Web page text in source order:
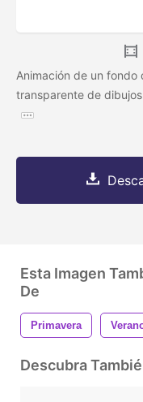
Animación de un
transparente de
Esta Imagen
De
Primavera
Descubra